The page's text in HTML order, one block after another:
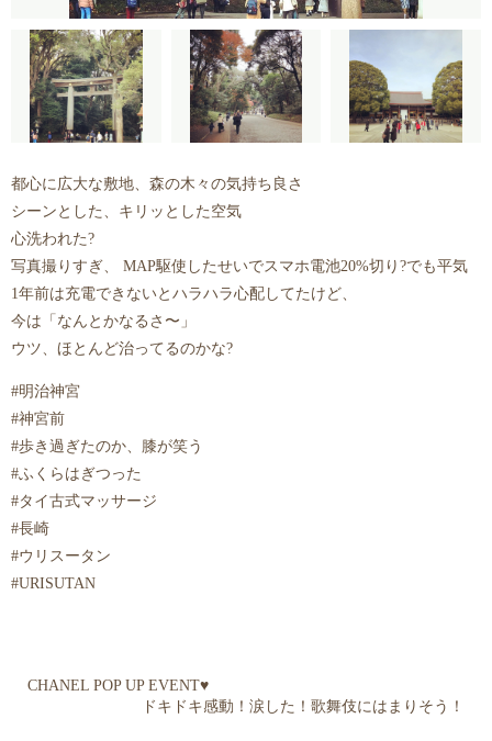
都心に広大な敷地、森の木々の気持ち良さ
シーンとした、キリッとした空気
心洗われた?
写真撮りすぎ、 MAP駆使したせいでスマホ電池20%切り?でも平気
1年前は充電できないとハラハラ心配してたけど、
今は「なんとかなるさ〜」
ウツ、ほとんど治ってるのかな?
#明治神宮
#神宮前
#歩き過ぎたのか、膝が笑う
#ふくらはぎつった
#タイ古式マッサージ
#長崎
#ウリスータン
#URISUTAN
CHANEL POP UP EVENT♥️
ドキドキ感動！涙した！歌舞伎にはまりそう！